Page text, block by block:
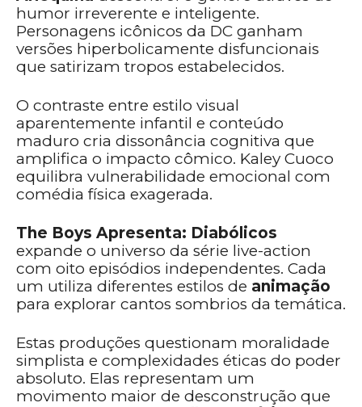
humor irreverente e inteligente.
Personagens icônicos da DC ganham
versões hiperbolicamente disfuncionais
que satirizam tropos estabelecidos.
O contraste entre estilo visual
aparentemente infantil e conteúdo
maduro cria dissonância cognitiva que
amplifica o impacto cômico. Kaley Cuoco
equilibra vulnerabilidade emocional com
comédia física exagerada.
The Boys Apresenta: Diabólicos
expande o universo da série live-action
com oito episódios independentes. Cada
um utiliza diferentes estilos de animação
para explorar cantos sombrios da temática.
Estas produções questionam moralidade
simplista e complexidades éticas do poder
absoluto. Elas representam um
movimento maior de desconstrução que